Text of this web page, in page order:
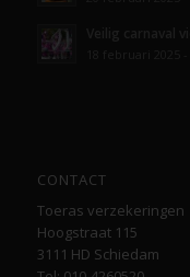
CONTACT
Toeras verzekeringen
Hoogstraat 115
3111 HD Schiedam